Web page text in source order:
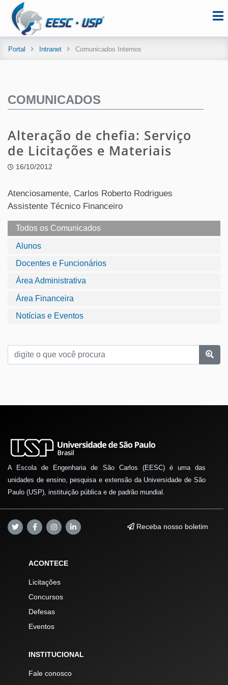
Portal Intranet Comunicados Internos
Todos os Comunicados
Alunos
Docentes e Funcionários
Área Administrativa
Área Financeira
Notícias e Eventos
COMUNICADOS
Alteração de chefia: Serviço
de Licitações e Materiais
16/10/2012
Atenciosamente, Carlos Roberto Rodrigues
Assistente Técnico Financeiro
A Escola de Engenharia de São Carlos (EESC) é uma das
unidades de ensino, pesquisa e extensão da Universidade de São
Paulo (USP), instituição pública e de padrão mundial.
Receba nosso boletim
ACONTECE
Licitações
Concursos
Defesas
Eventos
INSTITUCIONAL
Fale conosco